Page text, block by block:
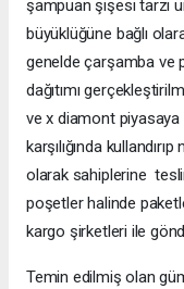
şampuan şişesi tarzı
büyüklüğüne bağlı
genelde çarşamba ve
dağıtımı
ve x diamont piyasaya
karşılığında
olarak sahiplerine
poşetler halinde
kargo şirketleri ile
Temin edilmiş olan